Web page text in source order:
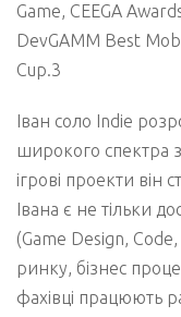
Game, CEEGA
DevGAMM Best
Cup.3
Іван соло Indie
широкого спектра
ігрові проекти він
Івана є не тільки
(Game Design,
ринку, бізнес
фахівці працюють